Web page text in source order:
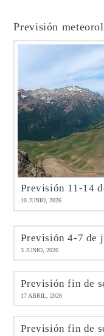
Previsión
Previsión 11-14
10 JUNIO, 2026
Previsión 4-7 de
3 JUNIO, 2026
Previsión fin de
17 ABRIL, 2026
Previsión fin de